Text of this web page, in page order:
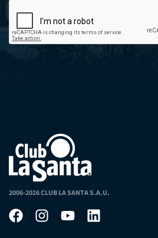
2006-2026 CLUB LA SANTA S.A.U.